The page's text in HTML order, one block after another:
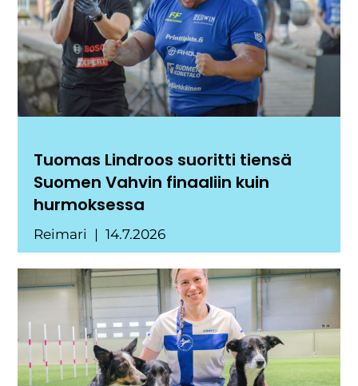
Tuomas Lindroos suoritti tiensä
Suomen Vahvin finaaliin kuin
hurmoksessa
Reimari 14.7.2026